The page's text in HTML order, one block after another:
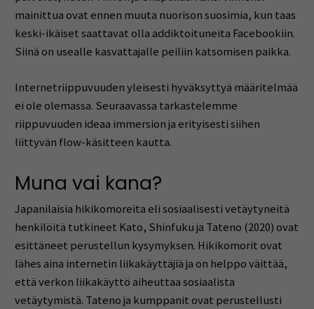
mainittua ovat ennen muuta nuorison suosimia, kun taas
keski-ikäiset saattavat olla addiktoituneita Facebookiin.
Siinä on usealle kasvattajalle peiliin katsomisen paikka.
Internetriippuvuuden yleisesti hyväksyttyä määritelmää
ei ole olemassa. Seuraavassa tarkastelemme
riippuvuuden ideaa immersion ja erityisesti siihen
liittyvän flow-käsitteen kautta.
Muna vai kana?
Japanilaisia hikikomoreita eli sosiaalisesti vetäytyneitä
henkilöitä tutkineet Kato, Shinfuku ja Tateno (2020) ovat
esittäneet perustellun kysymyksen. Hikikomorit ovat
lähes aina internetin liikakäyttäjiä ja on helppo väittää,
että verkon liikakäyttö aiheuttaa sosiaalista
vetäytymistä. Tateno ja kumppanit ovat perustellusti